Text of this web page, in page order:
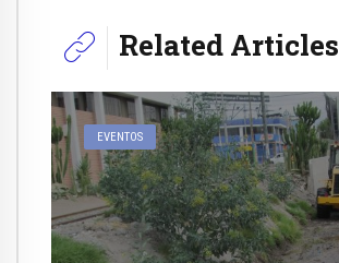
Related Articles
EVENTOS